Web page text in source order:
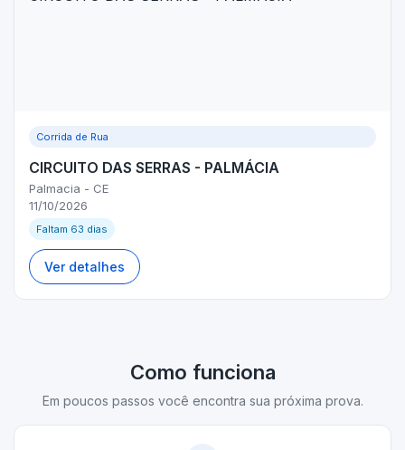
Corrida de Rua
CIRCUITO DAS SERRAS - PALMÁCIA
Palmacia - CE
11/10/2026
Faltam 63 dias
Ver detalhes
Como funciona
Em poucos passos você encontra sua próxima prova.